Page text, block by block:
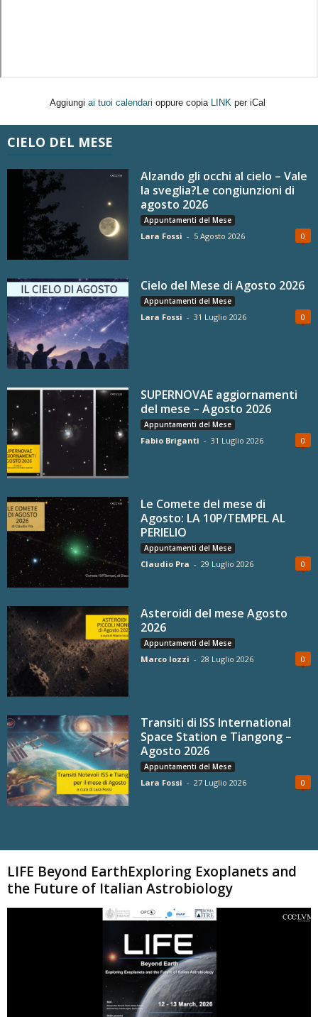
Aggiungi ai tuoi calendari oppure copia LINK per iCal
CIELO DEL MESE
Alzando gli occhi al cielo – Vale
la sveglia?Le congiunzioni di
agosto 2026
Appuntamenti del Mese
Lara Fossi - 5 Agosto 2026 0
Cielo del Mese di Agosto 2026
Appuntamenti del Mese
Lara Fossi - 31 Luglio 2026 0
SUPERNOVAE aggiornamenti
del mese – Agosto 2026
Appuntamenti del Mese
Fabio Briganti - 31 Luglio 2026 0
Le Comete del mese di
Agosto: LA 10P/TEMPEL AL
PERIELIO
Appuntamenti del Mese
Claudio Pra - 29 Luglio 2026 0
Asteroidi del mese Agosto
2026
Appuntamenti del Mese
Marco Iozzi - 28 Luglio 2026 0
Transiti di ISS International
Space Station e Tiangong –
Agosto 2026
Appuntamenti del Mese
Lara Fossi - 27 Luglio 2026 0
LIFE Beyond EarthExploring Exoplanets and
the Future of Italian Astrobiology